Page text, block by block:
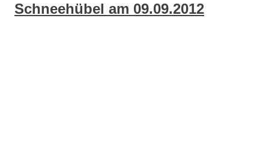
Schneehübel am 09.09.2012